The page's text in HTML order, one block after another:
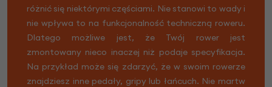
różnić się niektórymi częściami. Nie stanowi to wady i
nie wpływa to na funkcjonalność techniczną roweru.
Dlatego możliwe jest, że Twój rower jest
zmontowany nieco inaczej niż podaje specyfikacja.
Na przykład może się zdarzyć, że w swoim rowerze
znajdziesz inne pedały, gripy lub łańcuch. Nie martw